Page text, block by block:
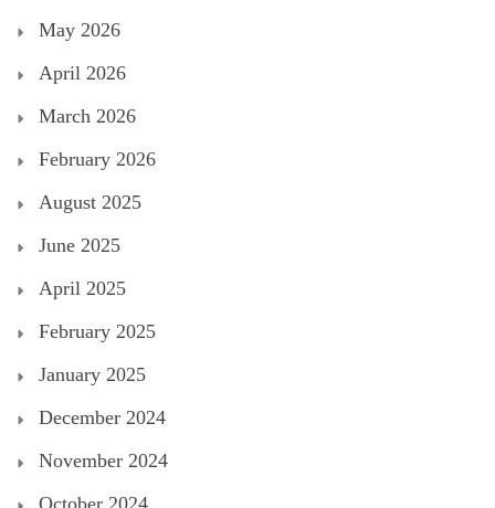
May 2026
April 2026
March 2026
February 2026
August 2025
June 2025
April 2025
February 2025
January 2025
December 2024
November 2024
October 2024